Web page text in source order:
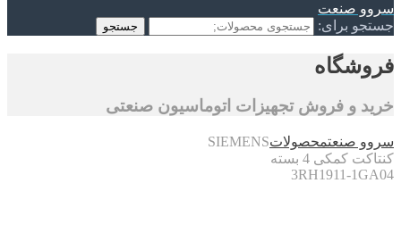
سروو صنعت
جستجو برای:
جستجو
فروشگاه
خرید و فروش تجهیزات اتوماسیون صنعتی
سروو صنعتمحصولاتSIEMENS
کنتاکت کمکی 4 بسته
3RH1911-1GA04